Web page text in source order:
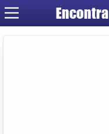
Encontra